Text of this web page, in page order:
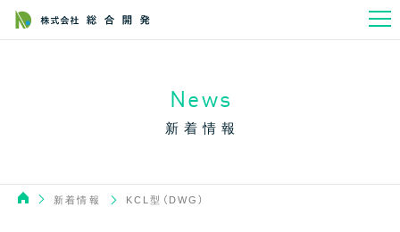
News
新着情報
新着情報 KCL型（DWG）